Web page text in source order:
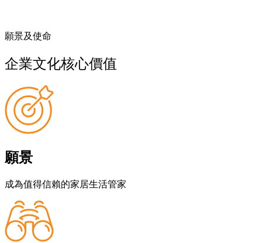
願景及使命
企業文化核心價值
願景
成為值得信賴的家居⽣活管家